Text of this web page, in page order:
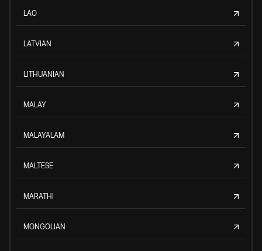
LAO
LATVIAN
LITHUANIAN
MALAY
MALAYALAM
MALTESE
MARATHI
MONGOLIAN